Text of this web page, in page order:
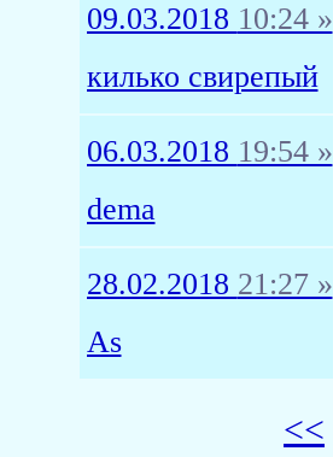
09.03.2018 10:24 »
килько свирепый
06.03.2018 19:54 »
dema
28.02.2018 21:27 »
As
<<